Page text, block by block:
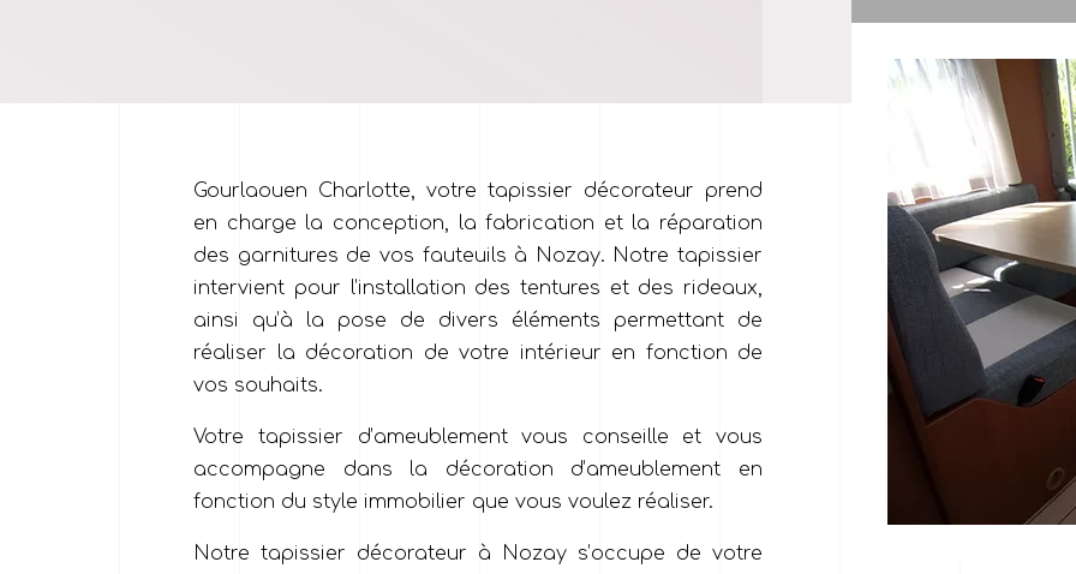
Gourlaouen Charlotte, votre tapissier décorateur prend
en charge la conception, la fabrication et la réparation
des garnitures de vos fauteuils à Nozay. Notre tapissier
intervient pour l’installation des tentures et des rideaux,
ainsi qu’à la pose de divers éléments permettant de
réaliser la décoration de votre intérieur en fonction de
vos souhaits.
Votre tapissier d’ameublement vous conseille et vous
accompagne dans la décoration d’ameublement en
fonction du style immobilier que vous voulez réaliser.
Notre tapissier décorateur à Nozay s’occupe de votre